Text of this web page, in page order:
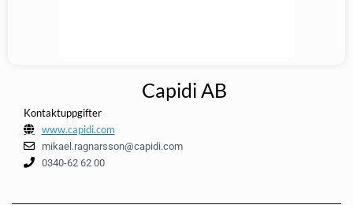
Capidi AB
Kontaktuppgifter
www.capidi.com
mikael.ragnarsson@capidi.com
0340-62 62 00